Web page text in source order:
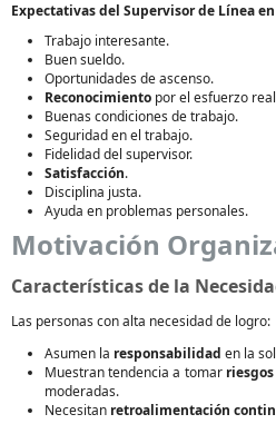
Expectativas del Supervisor de Línea
Trabajo interesante.
Buen sueldo.
Oportunidades de ascenso.
Reconocimiento por el esfuerzo
Buenas condiciones de trabajo.
Seguridad en el trabajo.
Fidelidad del supervisor.
Satisfacción.
Disciplina justa.
Ayuda en problemas personales.
Motivación
Características de la
Las personas con alta necesidad de logro:
Asumen la responsabilidad en la
Muestran tendencia a tomar
moderadas.
Necesitan retroalimentación